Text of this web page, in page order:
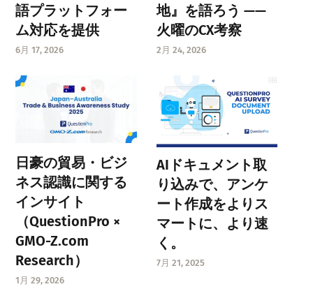
語プラットフォー
ム対応を提供
6月 17, 2026
地』を語ろう ——
火曜のCX考察
2月 24, 2026
日豪の貿易・ビジ
ネス認識に関する
インサイト
（QuestionPro ×
GMO-Z.com
Research）
1月 29, 2026
AIドキュメント取
り込みで、アンケ
ート作成をよりス
マートに、より速
く。
7月 21, 2025